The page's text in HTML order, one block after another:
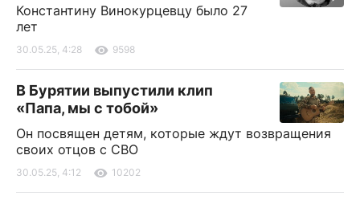
Константину Винокурцевцу было 27
лет
30.05.25, 4:28 9598
В Бурятии выпустили клип
«Папа, мы с тобой»
Он посвящен детям, которые ждут возвращения
своих отцов с СВО
30.05.25, 4:12 10202